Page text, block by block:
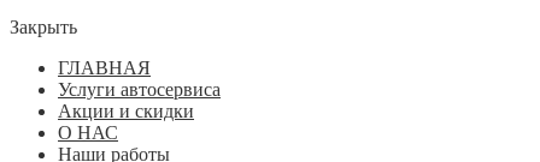
Закрыть
ГЛАВНАЯ
Услуги автосервиса
Акции и скидки
О НАС
Наши работы